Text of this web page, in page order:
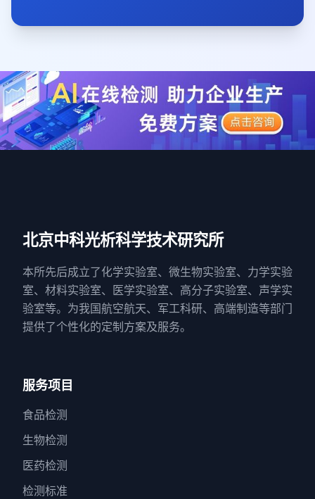
北京中科光析科学技术研究所
本所先后成立了化学实验室、微生物实验室、力学实验
室、材料实验室、医学实验室、高分子实验室、声学实
验室等。为我国航空航天、军工科研、高端制造等部门
提供了个性化的定制方案及服务。
服务项目
食品检测
生物检测
医药检测
检测标准